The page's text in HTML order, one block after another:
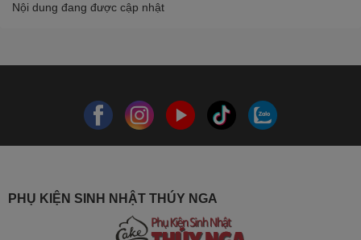
Nội dung đang được cập nhật
PHỤ KIỆN SINH NHẬT THÚY NGA